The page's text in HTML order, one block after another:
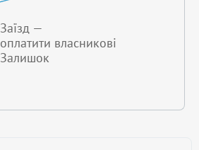
Заїзд —
оплатити власникові
Залишок